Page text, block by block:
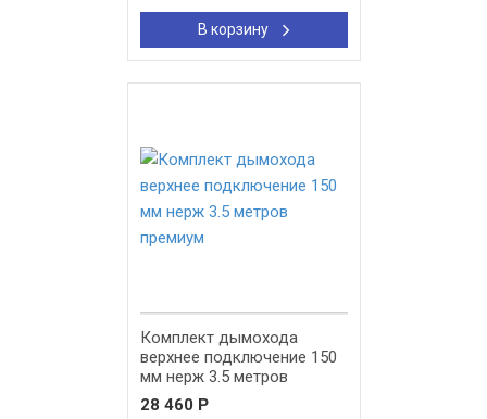
В корзину
Комплект дымохода
верхнее подключение 150
мм нерж 3.5 метров
премиум
28 460 Р